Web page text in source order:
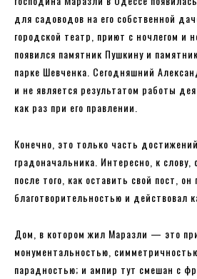
для садоводов на его собственной
городской театр, приют с ночлегом и
появился памятник Пушкину и
парке Шевченка. Сегодняшний
и не является результатом работы
как раз при его правлении.
Конечно, это только часть
градоначальника. Интересно, к
после того, как оставить свой пост,
благотворительностью и действовал
Дом, в котором жил Маразли — это
монументальностью,
парадностью; и ампир тут смешан с